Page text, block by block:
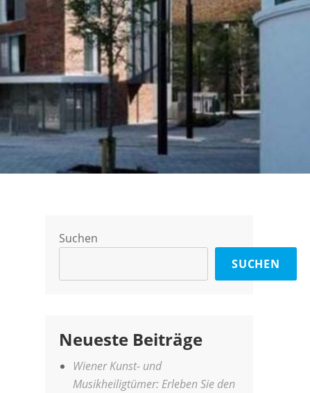
Suchen
SUCHEN
Neueste Beiträge
Wiener Kunst- und
Musikheiligtümer: Erleben Sie den